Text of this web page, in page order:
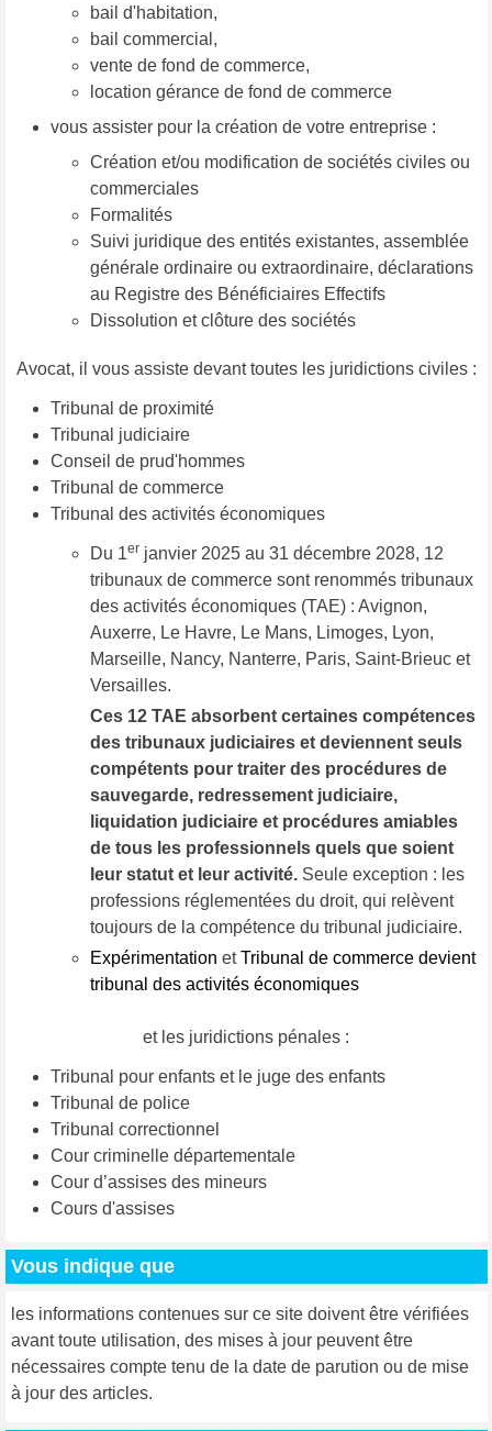
bail d'habitation,
bail commercial,
vente de fond de commerce,
location gérance de fond de commerce
vous assister pour la création de votre entreprise :
Création et/ou modification de sociétés civiles ou
commerciales
Formalités
Suivi juridique des entités existantes, assemblée
générale ordinaire ou extraordinaire, déclarations
au Registre des Bénéficiaires Effectifs
Dissolution et clôture des sociétés
Avocat, il vous assiste devant toutes les juridictions civiles :
Tribunal de proximité
Tribunal judiciaire
Conseil de prud'hommes
Tribunal de commerce
Tribunal des activités économiques
Du 1er janvier 2025 au 31 décembre 2028, 12
tribunaux de commerce sont renommés tribunaux
des activités économiques (TAE) : Avignon,
Auxerre, Le Havre, Le Mans, Limoges, Lyon,
Marseille, Nancy, Nanterre, Paris, Saint-Brieuc et
Versailles.
Ces 12 TAE absorbent certaines compétences
des tribunaux judiciaires et deviennent seuls
compétents pour traiter des procédures de
sauvegarde, redressement judiciaire,
liquidation judiciaire et procédures amiables
de tous les professionnels quels que soient
leur statut et leur activité.Seule exception : les
professions réglementées du droit, qui relèvent
toujours de la compétence du tribunal judiciaire.
Expérimentation etTribunal de commerce devient
tribunal des activités économiques
et les juridictions pénales :
Tribunal pour enfants et le juge des enfants
Tribunal de police
Tribunal correctionnel
Cour criminelle départementale
Cour d’assises des mineurs
Cours d'assises
Vous indique que
les informations contenues sur ce site doivent être vérifiées
avant toute utilisation, des mises à jour peuvent être
nécessaires compte tenu de la date de parution ou de mise
à jour des articles.